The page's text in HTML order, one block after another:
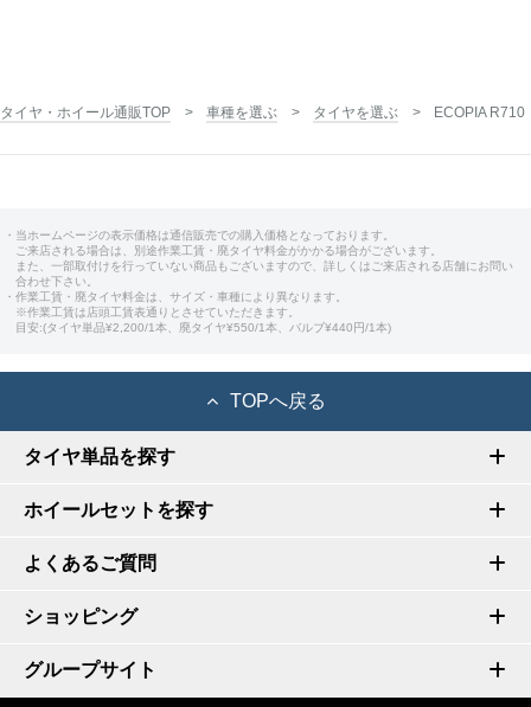
タイヤ・ホイール通販TOP 車種を選ぶ タイヤを選ぶ ECOPIA R710
・当ホームページの表示価格は通信販売での購入価格となっております。
ご来店される場合は、別途作業工賃・廃タイヤ料金がかかる場合がございます。
また、一部取付けを行っていない商品もございますので、詳しくはご来店される店舗にお問い
合わせ下さい。
・作業工賃・廃タイヤ料金は、サイズ・車種により異なります。
※作業工賃は店頭工賃表通りとさせていただきます。
目安:(タイヤ単品¥2,200/1本、廃タイヤ¥550/1本、バルブ¥440円/1本)
TOPへ戻る
タイヤ単品を探す
ホイールセットを探す
よくあるご質問
ショッピング
グループサイト